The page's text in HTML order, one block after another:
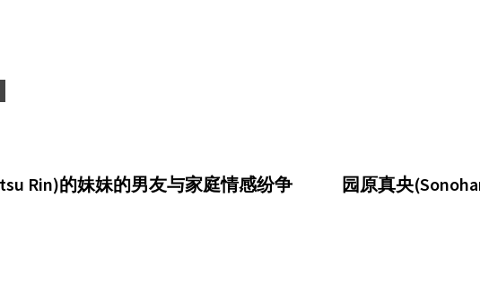
Rin)的妹妹的男友与家庭情感纷争 园原真央